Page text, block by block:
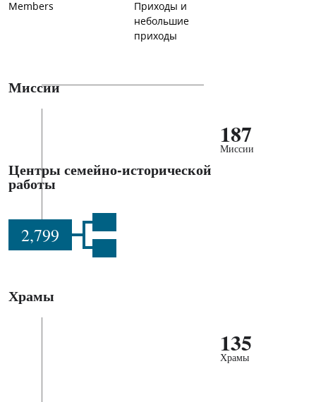
Members
Приходы и
небольшие
приходы
Миссии
187
Миссии
Центры семейно-исторической
работы
2,799
Храмы
135
Храмы